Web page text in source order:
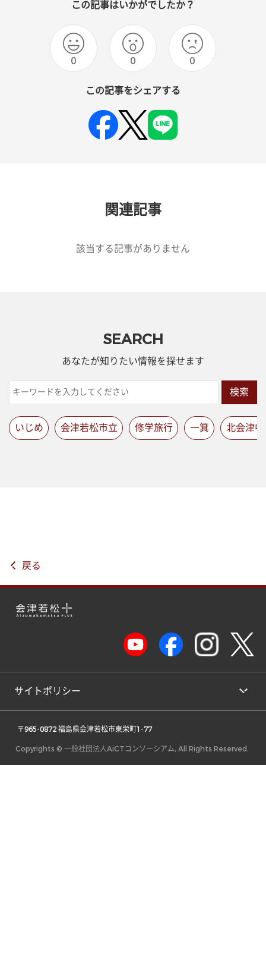
この記事はいかがでしたか？
0 0 0
この記事をシェアする
関連記事
該当する記事がありません
SEARCH
あなたが知りたい情報を探せます
検索
いじめ 会津若松市立 修学旅行 一箕 北会津中
戻る
サイトポリシー
〒965-0872 福島県会津若松市東栄町1-77
Copyrights © 一般社団法人AiCTコンソーシアム, All Rights Reserved.